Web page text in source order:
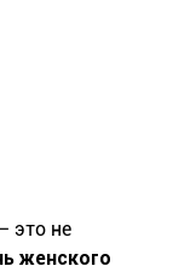
это не
женского